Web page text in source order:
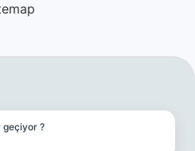
geçiyor ?